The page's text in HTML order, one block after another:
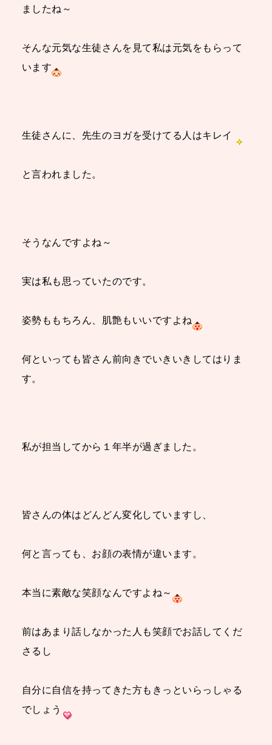
ましたね～
そんな元気な生徒さんを見て私は元気をもらって
います
生徒さんに、先生のヨガを受けてる人はキレイ
と言われました。
そうなんですよね～
実は私も思っていたのです。
姿勢ももちろん、肌艶もいいですよね
何といっても皆さん前向きでいきいきしてはりま
す。
私が担当してから１年半が過ぎました。
皆さんの体はどんどん変化していますし、
何と言っても、お顔の表情が違います。
本当に素敵な笑顔なんですよね～
前はあまり話しなかった人も笑顔でお話してくだ
さるし
自分に自信を持ってきた方もきっといらっしゃる
でしょう